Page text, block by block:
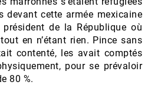
devant cette armée mexicaine
de la République où
en n’étant rien. Pince sans
contenté, les avait comptés
pour se prévaloir
80 %.